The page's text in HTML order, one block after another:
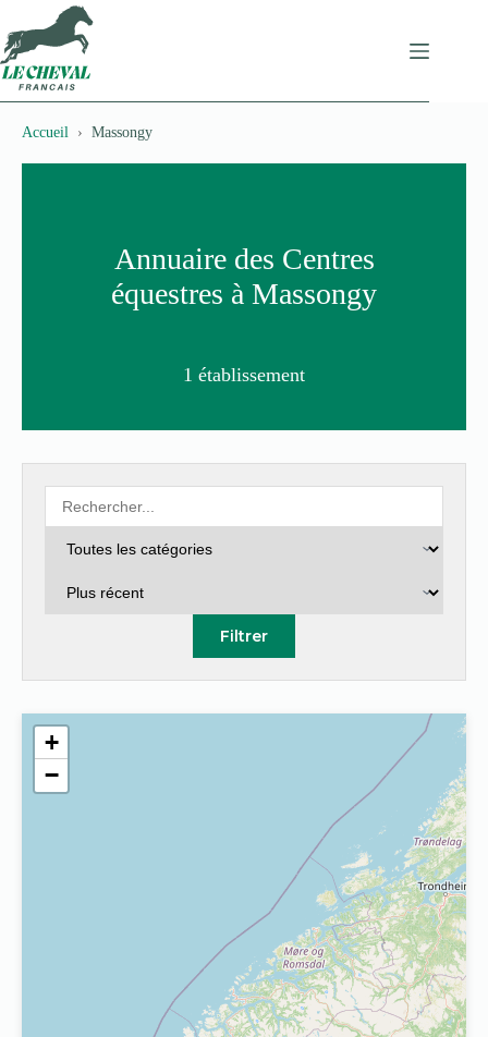
au
contenu
Accueil Massongy
Annuaire des Centres
équestres à Massongy
1 établissement
Filtrer
+
−